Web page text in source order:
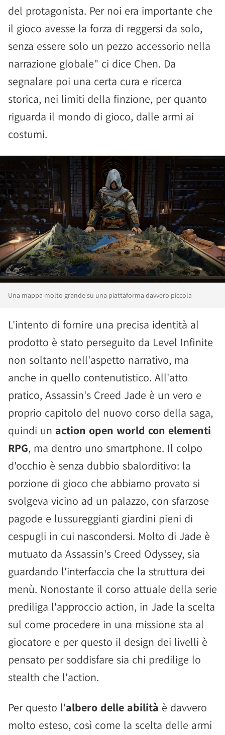
del protagonista. Per noi era importante che
il gioco avesse la forza di reggersi da solo,
senza essere solo un pezzo accessorio nella
narrazione globale" ci dice Chen. Da
segnalare poi una certa cura e ricerca
storica, nei limiti della finzione, per quanto
riguarda il mondo di gioco, dalle armi ai
costumi.
Una mappa molto grande su una piattaforma davvero piccola
L'intento di fornire una precisa identità al
prodotto è stato perseguito da Level Infinite
non soltanto nell'aspetto narrativo, ma
anche in quello contenutistico. All'atto
pratico, Assassin's Creed Jade è un vero e
proprio capitolo del nuovo corso della saga,
quindi un action open world con elementi
RPG, ma dentro uno smartphone. Il colpo
d'occhio è senza dubbio sbalorditivo: la
porzione di gioco che abbiamo provato si
svolgeva vicino ad un palazzo, con sfarzose
pagode e lussureggianti giardini pieni di
cespugli in cui nascondersi. Molto di Jade è
mutuato da Assassin's Creed Odyssey, sia
guardando l'interfaccia che la struttura dei
menù. Nonostante il corso attuale della serie
prediliga l'approccio action, in Jade la scelta
sul come procedere in una missione sta al
giocatore e per questo il design dei livelli è
pensato per soddisfare sia chi predilige lo
stealth che l'action.
Per questo l'albero delle abilità è davvero
molto esteso, così come la scelta delle armi